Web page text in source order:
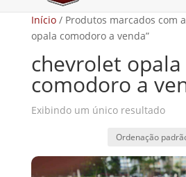
Início/ Produtos marcados com
opala comodoro a venda”
chevrolet opala
comodoro a
Exibindo um único resultado